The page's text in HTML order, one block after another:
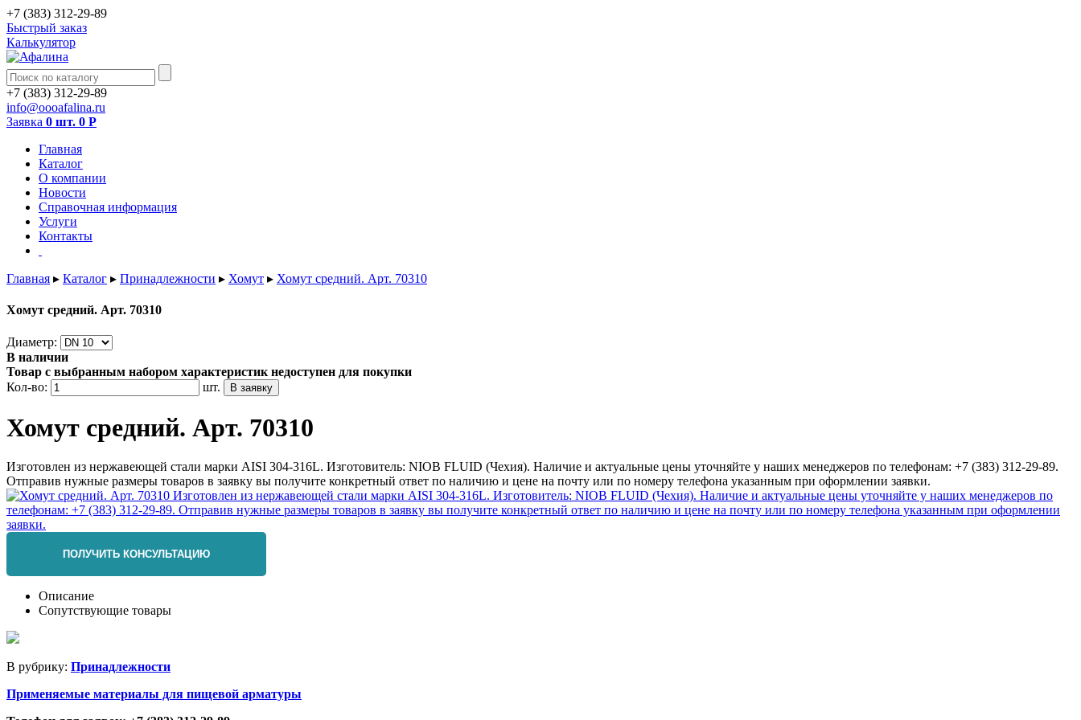
+7 (383) 312-29-89
Быстрый заказ
Калькулятор
+7 (383) 312-29-89
info@oooafalina.ru
Заявка 0 шт. 0 Р
Главная
Каталог
О компании
Новости
Справочная информация
Услуги
Контакты
Главная ▸ Каталог ▸ Принадлежности ▸ Хомут ▸ Хомут средний. Арт. 70310
Хомут средний. Арт. 70310
Диаметр:
В наличии
Товар с выбранным набором характеристик недоступен для покупки
Кол-во:
шт.
Хомут средний. Арт. 70310
Изготовлен из нержавеющей стали марки AISI 304-316L. Изготовитель: NIOB FLUID (Чехия). Наличие и актуальные цены уточняйте у наших менеджеров по телефонам: +7 (383) 312-29-89.
Отправив нужные размеры товаров в заявку вы получите конкретный ответ по наличию и цене на почту или по номеру телефона указанным при оформлении заявки.
ПОЛУЧИТЬ КОНСУЛЬТАЦИЮ
Описание
Сопутствующие товары
В рубрику: Принадлежности
Применяемые материалы для пищевой арматуры